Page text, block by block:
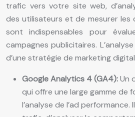
trafic vers votre site web,
des utilisateurs et de mesurer les
sont indispensables pour
campagnes publicitaires.
d’une stratégie de marketing
Google Analytics 4 (GA4):Un
qui offre une large gamme de
l’analyse de l’ad performance.